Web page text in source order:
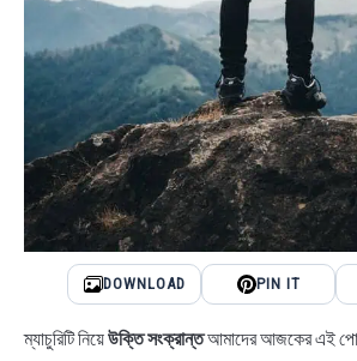
DOWNLOAD PIN IT
ম্যাচুরিটি নিয়েউক্তি সংক্রান্তআমাদের আজকের এই